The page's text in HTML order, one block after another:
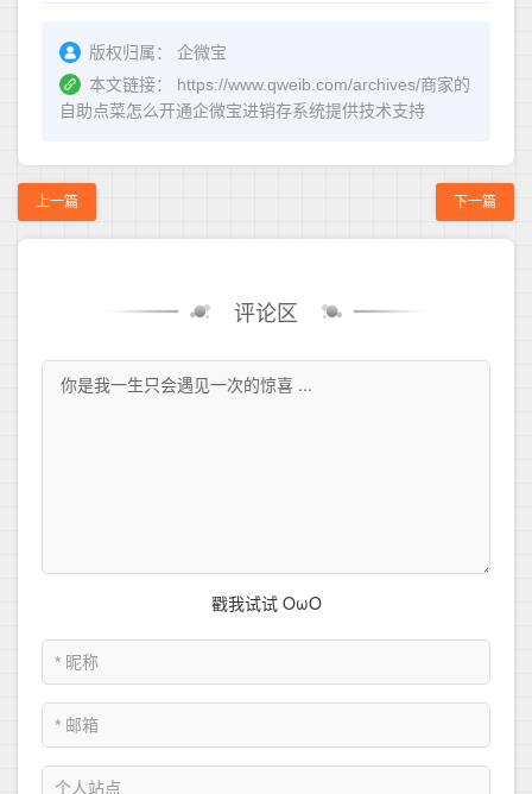
版权归属：
企微宝
本文链接：
https://www.qweib.com/archives/商家的
自助点菜怎么开通企微宝进销存系统提供技术支持
上一篇 下一篇
评论区